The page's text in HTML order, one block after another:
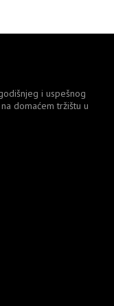
i uspešnog
domaćem tržištu u